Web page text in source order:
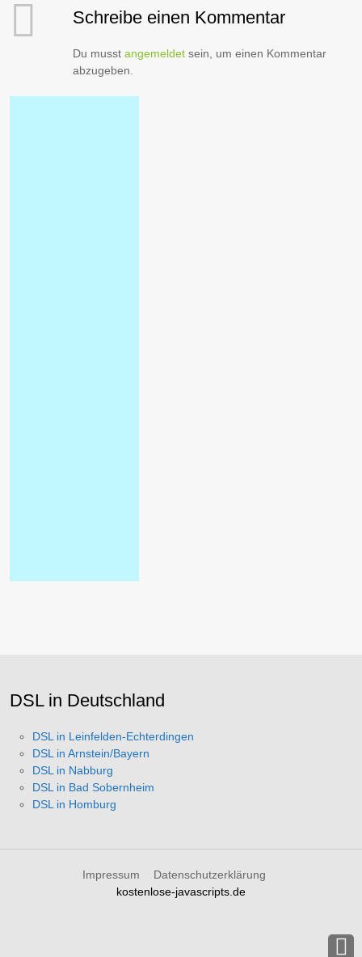
Schreibe einen Kommentar
Du musstangemeldet sein, um einen Kommentar
abzugeben.
DSL in Deutschland
DSL in Leinfelden-Echterdingen
DSL in Arnstein/Bayern
DSL in Nabburg
DSL in Bad Sobernheim
DSL in Homburg
Impressum
Datenschutzerklärung
kostenlose-javascripts.de